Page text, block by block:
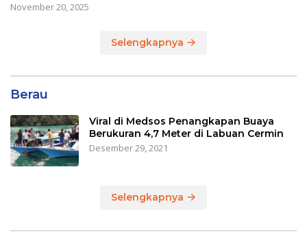
November 20, 2025
Selengkapnya
Berau
Viral di Medsos Penangkapan Buaya
Berukuran 4,7 Meter di Labuan Cermin
Desember 29, 2021
Selengkapnya